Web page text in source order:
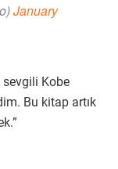
January
sevgili Kobe
Bu kitap artık